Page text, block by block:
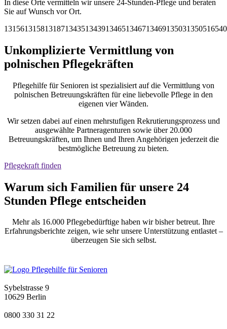
In diese Orte vermitteln wir unsere 24-Stunden-Pflege und beraten
Sie auf Wunsch vor Ort.
1315613158131871343513439134651346713469135031350516540
Unkomplizierte Vermittlung von
polnischen Pflegekräften
Pflegehilfe für Senioren ist spezialisiert auf die Vermittlung von
polnischen Betreuungskräften für eine liebevolle Pflege in den
eigenen vier Wänden.
Wir setzen dabei auf einen mehrstufigen Rekrutierungsprozess und
ausgewählte Partneragenturen sowie über 20.000
Betreuungskräften, um Ihnen und Ihren Angehörigen jederzeit die
bestmögliche Betreuung zu bieten.
Pflegekraft finden
Warum sich Familien für unsere 24
Stunden Pflege entscheiden
Mehr als 16.000 Pflegebedürftige haben wir bisher betreut. Ihre
Erfahrungsberichte zeigen, wie sehr unsere Unterstützung entlastet –
überzeugen Sie sich selbst.
Sybelstrasse 9
10629 Berlin
0800 330 31 22